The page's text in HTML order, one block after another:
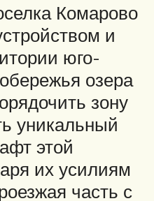
Комарово
и
юго-
озера
зону
уникальный
этой
их усилиям
часть с